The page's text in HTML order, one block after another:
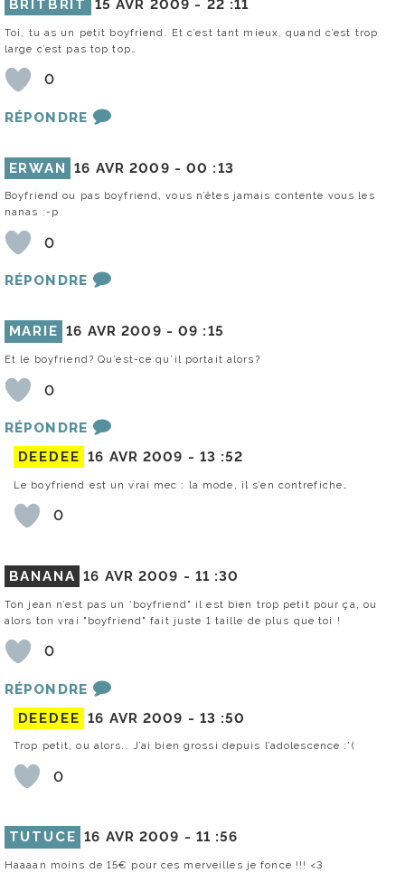
BRITBRIT 15 AVR 2009 - 22 :11
Toi, tu as un petit boyfriend. Et c’est tant mieux, quand c’est trop
large c’est pas top top…
0
RÉPONDRE
ERWAN 16 AVR 2009 -00 :13
Boyfriend ou pas boyfriend, vous n’êtes jamais contente vous les
nanas :-p
0
RÉPONDRE
MARIE 16 AVR 2009 -09 :15
Et le boyfriend? Qu’est-ce qu’il portait alors?
0
RÉPONDRE
DEEDEE 16 AVR 2009 - 13 :52
Le boyfriend est un vrai mec : la mode, il s’en contrefiche…
0
BANANA 16 AVR 2009 - 11 :30
Ton jean n’est pas un ‘boyfriend" il est bien trop petit pour ça, ou
alors ton vrai "boyfriend" fait juste 1 taille de plus que toi !
0
RÉPONDRE
DEEDEE 16 AVR 2009 - 13 :50
Trop petit, ou alors.. J’ai bien grossi depuis l’adolescence :'(
0
TUTUCE 16 AVR 2009 - 11 :56
Haaaan moins de 15€ pour ces merveilles je fonce !!! <3